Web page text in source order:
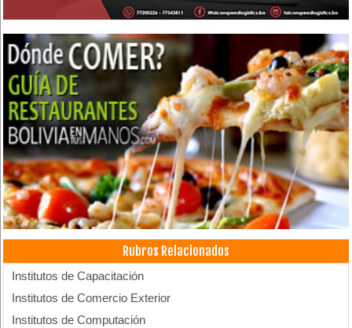
Rubros Relacionados
Institutos de Capacitación
Institutos de Comercio Exterior
Institutos de Computación